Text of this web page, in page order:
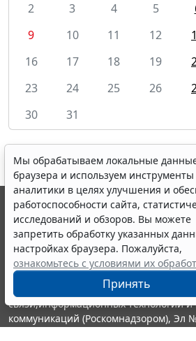
2
3 4 5
9
10 11 12
16
17 18 19
23
24 25 26
30
31
Мы обрабатываем локальные
браузера и используем инструменты
аналитики в целях улучшения и
работоспособности сайта,
исследований и обзоров. Вы можете
запретить обработку указанных
настройках браузера. Пожалуйста,
ознакомьтесь с условиями их
Принять
© ООО "НПП "ГАРАНТ-СЕРВИС", 2026.
выпускается с 1990 года. Компания
являются участниками Российской
информации ГАРАНТ.
Портал ГАРАНТ.РУ зарегистрирован в
издания Федеральной службой по
связи,информационных технологий и
коммуникаций (Роскомнадзором), Эл